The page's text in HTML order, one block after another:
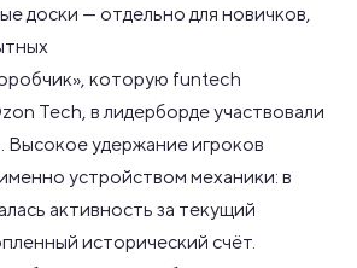
доски — отдельно для новичков,
которую funtech
Tech, в лидерборде участвовали
Высокое удержание игроков
устройством механики: в
активность за текущий
исторический счёт.